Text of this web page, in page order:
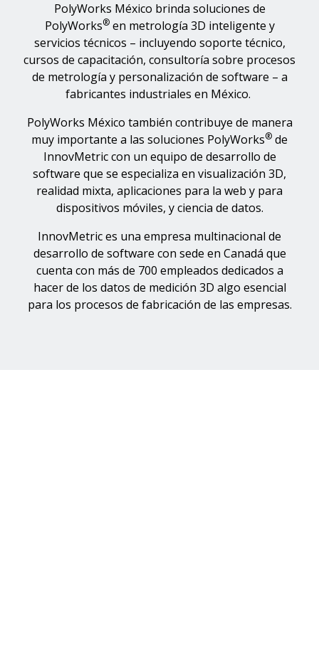
PolyWorks México brinda soluciones de
PolyWorks®en metrología 3D inteligente y
servicios técnicos – incluyendo soporte técnico,
cursos de capacitación, consultoría sobre procesos
de metrología y personalización de software – a
fabricantes industriales en México.
PolyWorks México también contribuye de manera
muy importante a las soluciones PolyWorks® de
InnovMetric con un equipo de desarrollo de
software que se especializa en visualización 3D,
realidad mixta, aplicaciones para la web y para
dispositivos móviles, y ciencia de datos.
InnovMetric es una empresa multinacional de
desarrollo de software con sede en Canadá que
cuenta con más de 700 empleados dedicados a
hacer de los datos de medición 3D algo esencial
para los procesos de fabricación de las empresas.